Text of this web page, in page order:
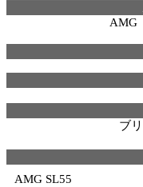
AMG
ブ
AMG SL55